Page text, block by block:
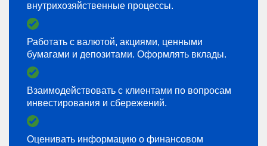
внутрихозяйственные процессы.
Работать с валютой, акциями, ценными
бумагами и депозитами. Оформлять вклады.
Взаимодействовать с клиентами по вопросам
инвестирования и сбережений.
Оценивать информацию о финансовом